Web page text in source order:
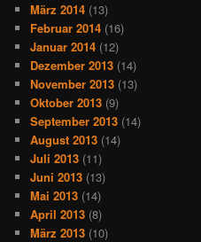
März 2014 (13)
Februar 2014 (16)
Januar 2014 (12)
Dezember 2013 (14)
November 2013 (13)
Oktober 2013 (9)
September 2013 (14)
August 2013 (14)
Juli 2013 (11)
Juni 2013 (13)
Mai 2013 (14)
April 2013 (8)
März 2013 (10)